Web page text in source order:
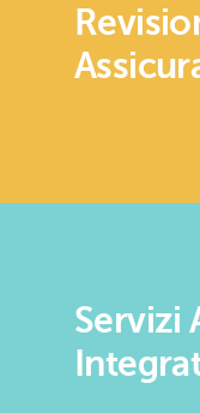
Servizi